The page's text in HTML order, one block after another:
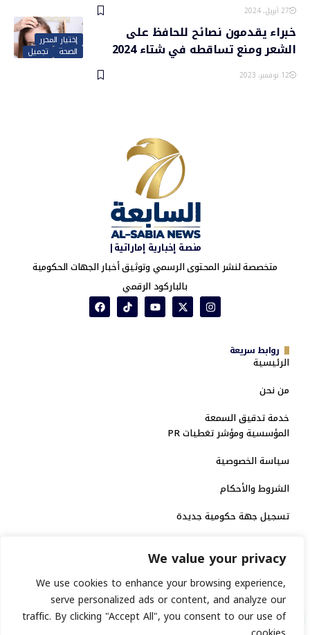
We value your privacy
We use cookies to enhance your browsing experience,
serve personalized ads or content, and analyze our
traffic. By clicking "Accept All", you consent to our use of
27 أبريل، 2024
إختيار المحرر
الصحة
تجميل
خبراء يقدمون نصائح للحافظ على
الشعر ومنع تساقطه في شتاء 2024
12 نوفمبر، 2023
منصة إخبارية إماراتية|
متخصصة لنشر المحتوى الرسمي وتوثيق أخبار الجهات الحكومية
بالباركود الرقمي
روابط سريعة
الرئيسية
من نحن
خدمة تدقيق السمعة
المؤسسية ومؤشر تغطيات PR
سياسة الخصوصية
الشروط والأحكام
تسجيل جهة حكومية جديدة
الاعتماد الرسمي
منصة إخبارية مرخصة
انشر خبرك